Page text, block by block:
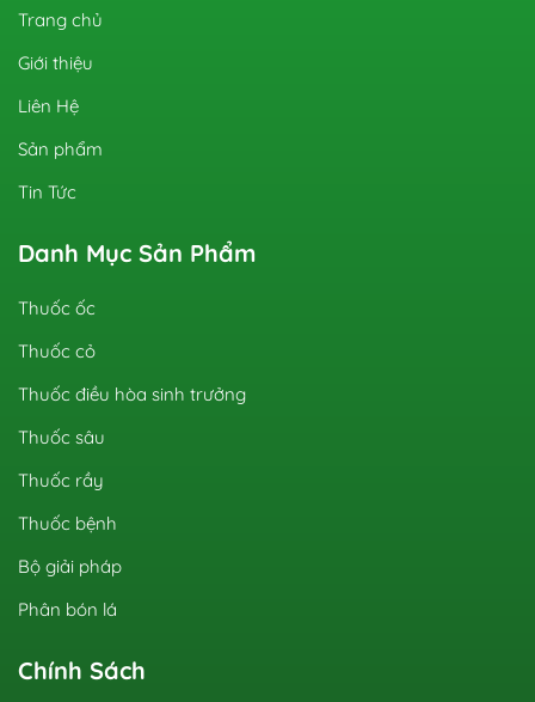
Trang chủ
Giới thiệu
Liên Hệ
Sản phẩm
Tin Tức
Danh Mục Sản Phẩm
Thuốc ốc
Thuốc cỏ
Thuốc điều hòa sinh trưởng
Thuốc sâu
Thuốc rầy
Thuốc bệnh
Bộ giải pháp
Phân bón lá
Chính Sách